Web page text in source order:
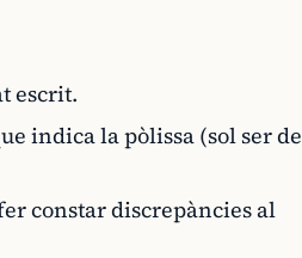
escrit.
indica la pòlissa (sol ser de
constar discrepàncies al